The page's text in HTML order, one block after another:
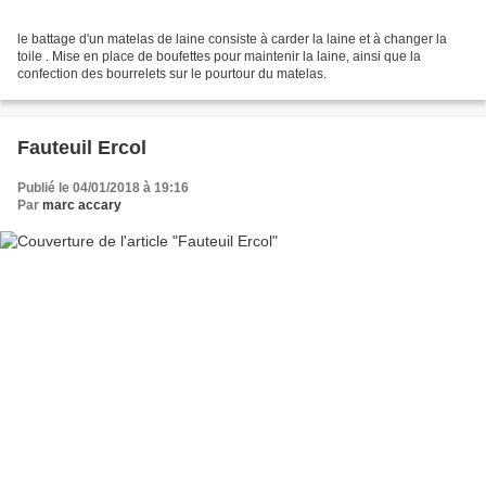
le battage d'un matelas de laine consiste à carder la laine et à changer la
toile . Mise en place de boufettes pour maintenir la laine, ainsi que la
confection des bourrelets sur le pourtour du matelas.
Fauteuil Ercol
Publié le 04/01/2018 à 19:16
Par marc accary